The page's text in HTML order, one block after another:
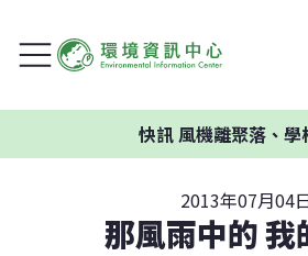
快訊風機離聚落、學校過
2013年07月04
那風雨中的 我